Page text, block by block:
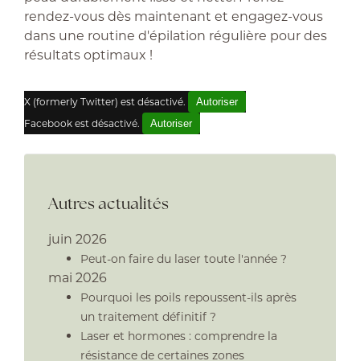
rendez-vous dès maintenant et engagez-vous
dans une routine d'épilation régulière pour des
résultats optimaux !
X (formerly Twitter) est désactivé.
Autoriser
Facebook est désactivé.
Autoriser
Autres actualités
juin 2026
Peut-on faire du laser toute l'année ?
mai 2026
Pourquoi les poils repoussent-ils après
un traitement définitif ?
Laser et hormones : comprendre la
résistance de certaines zones